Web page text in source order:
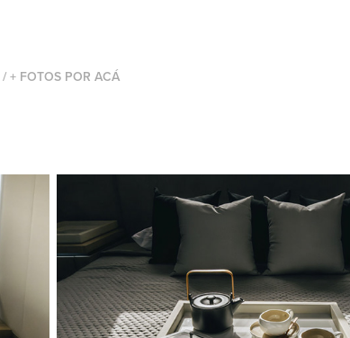
/ + FOTOS POR ACÁ